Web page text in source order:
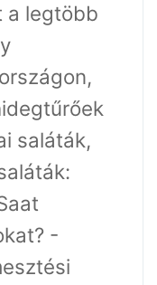
a legtöbb
saláták,
-